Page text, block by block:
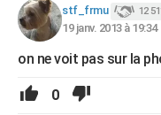
stf_frmu 12
19 janv. 2013 à 19:34
on ne voit pas sur la
0